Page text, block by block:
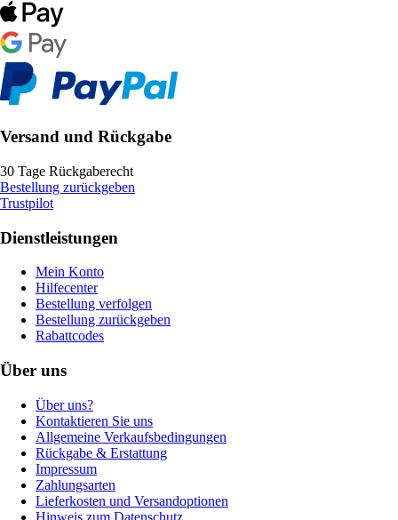
Versand und Rückgabe
30 Tage Rückgaberecht
Bestellung zurückgeben
Trustpilot
Dienstleistungen
Mein Konto
Hilfecenter
Bestellung verfolgen
Bestellung zurückgeben
Rabattcodes
Über uns
Über uns?
Kontaktieren Sie uns
Allgemeine Verkaufsbedingungen
Rückgabe & Erstattung
Impressum
Zahlungsarten
Lieferkosten und Versandoptionen
Hinweis zum Datenschutz